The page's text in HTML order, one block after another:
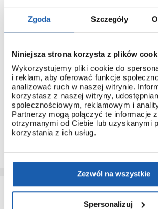
Zgoda Szczegóły
Niniejsza strona korzysta z plików
Wykorzystujemy pliki cookie do
i reklam, aby oferować funkcje
analizować ruch w naszej witrynie.
korzystasz z naszej witryny,
społecznościowym, reklamowym i
Partnerzy mogą połączyć te informacje
otrzymanymi od Ciebie lub uzyskanymi
korzystania z ich usług.
Zezwól na wszystkie
Spersonalizuj
3 + 3 LATA GWARANCJI
Standardowa gwarancja ulega
na warunkach określonych w
kupujący dokona wpłaty w terminie do
zakupu.
Przedłużenie gwarancji obejmuje jedynie
SHOCK.